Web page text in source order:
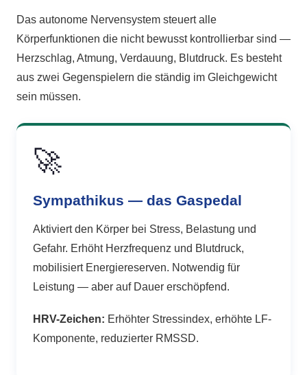
Das autonome Nervensystem steuert alle
Körperfunktionen die nicht bewusst kontrollierbar sind —
Herzschlag, Atmung, Verdauung, Blutdruck. Es besteht
aus zwei Gegenspielern die ständig im Gleichgewicht
sein müssen.
🚀
Sympathikus — das Gaspedal
Aktiviert den Körper bei Stress, Belastung und
Gefahr. Erhöht Herzfrequenz und Blutdruck,
mobilisiert Energiereserven. Notwendig für
Leistung — aber auf Dauer erschöpfend.
HRV-Zeichen: Erhöhter Stressindex, erhöhte LF-
Komponente, reduzierter RMSSD.